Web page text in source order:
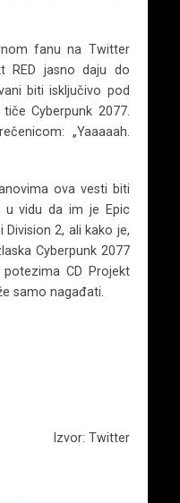
fanu na Twitter
RED jasno daju do
biti isključivo pod
Cyberpunk 2077.
„Yaaaaah.
ova vesti biti
u vidu da im je Epic
2, ali kako je,
Cyberpunk 2077
CD Projekt
samo nagađati.
Izvor: Twitter